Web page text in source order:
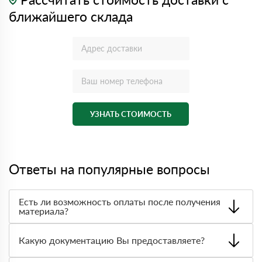
ближайшего склада
УЗНАТЬ СТОИМОСТЬ
Ответы на популярные вопросы
Есть ли возможность оплаты после получения
материала?
оплата по факту получения товара. При этом, если
доставленный товар был ненадлежащего качества, то
Вы вправе от него отказаться.
Какую документацию Вы предоставляете?